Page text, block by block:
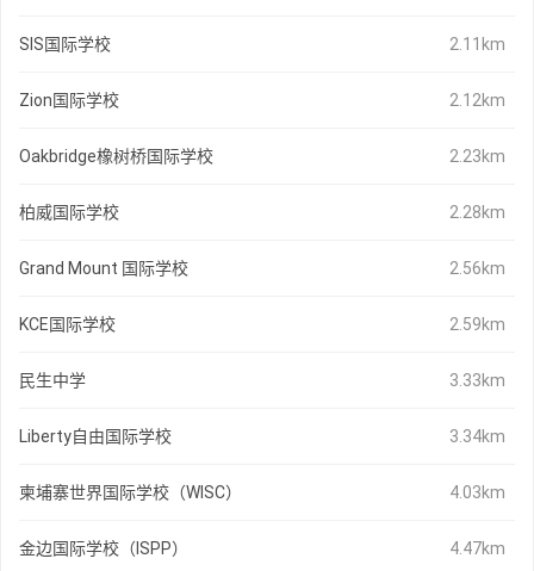
SIS国际学校 2.11km
Zion国际学校 2.12km
Oakbridge橡树桥国际学校 2.23km
柏威国际学校 2.28km
Grand Mount 国际学校 2.56km
KCE国际学校 2.59km
民生中学 3.33km
Liberty自由国际学校 3.34km
柬埔寨世界国际学校（WISC） 4.03km
金边国际学校（ISPP） 4.47km